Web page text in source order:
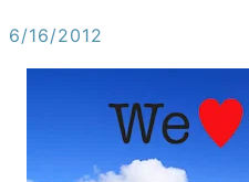
6/16/2012